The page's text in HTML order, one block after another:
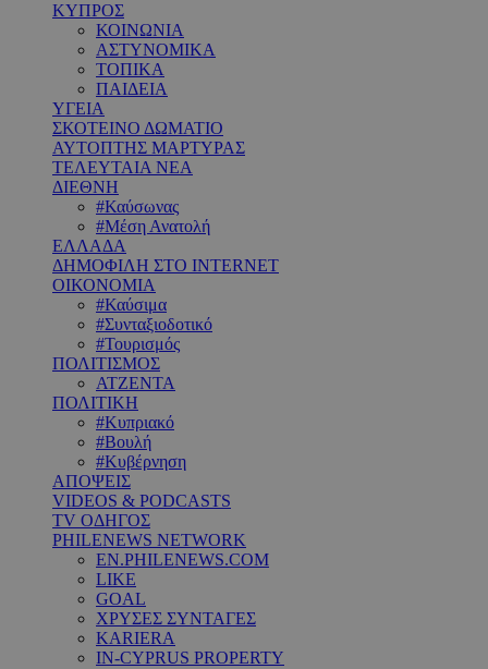
ΚΥΠΡΟΣ
ΚΟΙΝΩΝΙΑ
ΑΣΤΥΝΟΜΙΚΑ
ΤΟΠΙΚΑ
ΠΑΙΔΕΙΑ
ΥΓΕΙΑ
ΣΚΟΤΕΙΝΟ ΔΩΜΑΤΙΟ
ΑΥΤΟΠΤΗΣ ΜΑΡΤΥΡΑΣ
ΤΕΛΕΥΤΑΙΑ ΝΕΑ
ΔΙΕΘΝΗ
#Καύσωνας
#Μέση Ανατολή
ΕΛΛΑΔΑ
ΔΗΜΟΦΙΛΗ ΣΤΟ INTERNET
ΟΙΚΟΝΟΜΙΑ
#Καύσιμα
#Συνταξιοδοτικό
#Τουρισμός
ΠΟΛΙΤΙΣΜΟΣ
ΑΤΖΕΝΤΑ
ΠΟΛΙΤΙΚΗ
#Κυπριακό
#Βουλή
#Κυβέρνηση
ΑΠΟΨΕΙΣ
VIDEOS & PODCASTS
TV ΟΔΗΓΟΣ
PHILENEWS NETWORK
EN.PHILENEWS.COM
LIKE
GOAL
ΧΡΥΣΕΣ ΣΥΝΤΑΓΕΣ
KARIERA
IN-CYPRUS PROPERTY